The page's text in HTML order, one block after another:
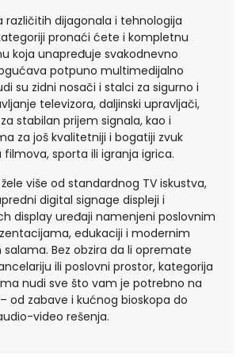
različitih dijagonala i tehnologija
pronaći ćete i kompletnu
koja unapređuje svakodnevno
potpuno multimedijalno
su zidni nosači i stalci za sigurno i
televizora, daljinski upravljači,
stabilan prijem signala, kao i
za još kvalitetniji i bogatiji zvuk
sporta ili igranja igrica.
žele više od standardnog TV iskustva,
digital signage displeji i
display uređaji namenjeni poslovnim
edukaciji i modernim
Bez obzira da li opremate
ili poslovni prostor, kategorija
nudi sve što vam je potrebno na
od zabave i kućnog bioskopa do
video rešenja.